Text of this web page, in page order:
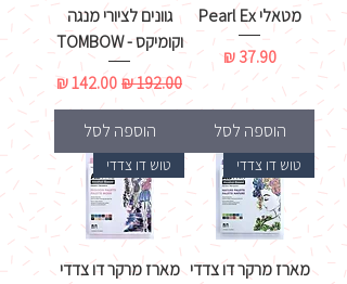
מטאלי Pearl Ex
מחיר‏37.90 ‏₪
הוספה לסל
גוונים לציורי מנגה
וקומיקס - TOMBOW
מחיר רגיל מחיר מבצע
הוספה לסל
טוש דו צדדי
מארז מרקר דו צדדי
טוש דו צדדי
מארז מרקר דו צדדי